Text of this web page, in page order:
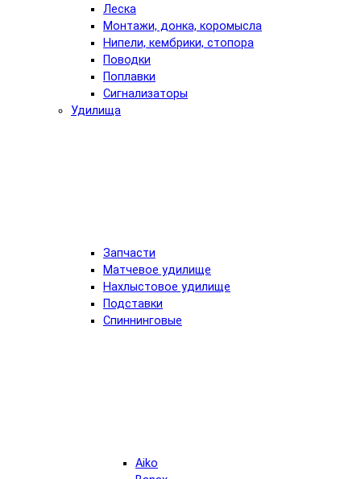
Леска
Монтажи, донка, коромысла
Нипели, кембрики, стопора
Поводки
Поплавки
Сигнализаторы
Удилища
Запчасти
Матчевое удилище
Нахлыстовое удилище
Подставки
Спиннинговые
Aiko